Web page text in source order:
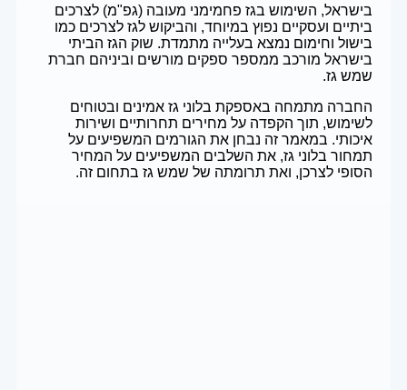
בישראל, השימוש בגז פחמימני מעובה (גפ"מ) לצרכים
ביתיים ועסקיים נפוץ במיוחד, והביקוש לגז לצרכים כמו
בישול וחימום נמצא בעלייה מתמדת. שוק הגז הביתי
בישראל מורכב ממספר ספקים מורשים וביניהם חברת
שמש גז.
החברה מתמחה באספקת בלוני גז אמינים ובטוחים
לשימוש, תוך הקפדה על מחירים תחרותיים ושירות
איכותי. במאמר זה נבחן את הגורמים המשפיעים על
תמחור בלוני גז, את השלבים המשפיעים על המחיר
הסופי לצרכן, ואת תרומתה של שמש גז בתחום זה.